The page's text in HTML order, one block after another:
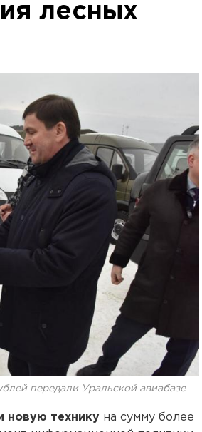
лесных
передали Уральской авиабазе
новую технику на сумму более